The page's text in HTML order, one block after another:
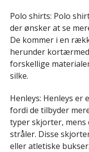
Polo shirts: Polo
der ønsker at se
De kommer i en
herunder
forskellige
silke.
Henleys: Henleys
fordi de tilbyder
typer skjorter,
stråler. Disse
eller atletiske bukser.